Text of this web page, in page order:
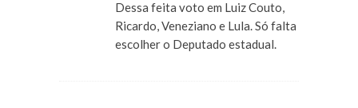
Dessa feita voto em Luiz Couto,
Ricardo, Veneziano e Lula. Só falta
escolher o Deputado estadual.